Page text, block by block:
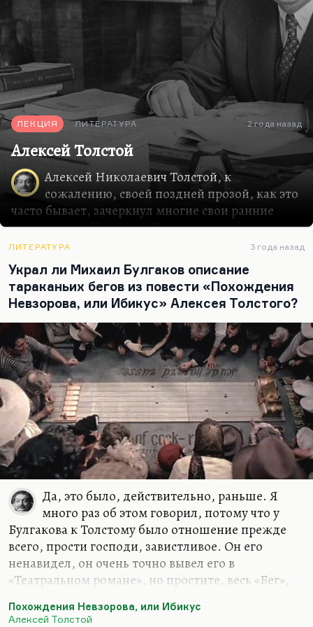
ЛЕКЦИЯ ЛИТЕРАТУРА 2 года назад
Алексей Толстой
Алексей Николаевич Толстой, к
сожалению, своей поздней прозой, как это
часто бывает, зачеркнул многие свои ранние
достижения. У Алексея Николаевича очень
слабые ранние тексты, во всяком случае, все его
рассказы до 1916 года, и эскиз романа «Хромой
барин», и незаконченный роман «Егор Абозов»,
всё мне представляется очень пристрастным,
мелкотравчатым и беллетристичным, но это не
литература. Стихи у него совсем никакие.
Лучший его период — это так примерно,
скажем, года с 1918 по 1925-й. Когда он вернулся,
это было для него, я думаю, в первое время
мощным стимулом, а потом это его погубило.
Мне совсем не нравится «Петр Первый». Мне
кажется, это скучный роман, и главное, что это
роман и…
ЛИТЕРАТУРА 3 года назад
Украл ли Михаил Булгаков описание
тараканьих бегов из повести «Похождения
Невзорова, или Ибикус» Алексея Толстого?
Да, это было, действительно, раньше. Я
много раз об этом говорил, потому что у
Булгакова к Толстому было отношение прежде
всего, прости господи, завистливое. Он его
ненавидел, он очень точно вывел его в
«Театральном романе», но простите, весь «Бег»,
том числе и вот этот знаменитый эпизод
Похождения Невзорова, или Ибикус
Алексей Толстой